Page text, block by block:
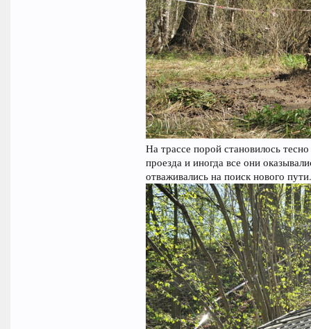
На трассе порой становилось
проезда и иногда все они
отваживались на поиск нового